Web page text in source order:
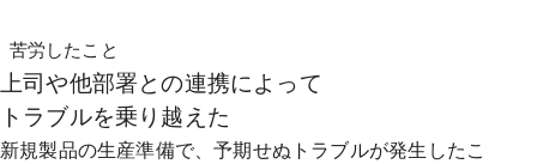
苦労したこと
上司や他部署との連携によって
トラブルを乗り越えた
新規製品の生産準備で、予期せぬトラブルが発生したこ